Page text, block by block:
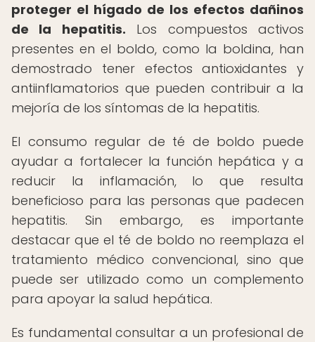
proteger el hígado de los efectos dañinos
de la hepatitis. Los compuestos activos
presentes en el boldo, como la boldina, han
demostrado tener efectos antioxidantes y
antiinflamatorios que pueden contribuir a la
mejoría de los síntomas de la hepatitis.
El consumo regular de té de boldo puede
ayudar a fortalecer la función hepática y a
reducir la inflamación, lo que resulta
beneficioso para las personas que padecen
hepatitis. Sin embargo, es importante
destacar que el té de boldo no reemplaza el
tratamiento médico convencional, sino que
puede ser utilizado como un complemento
para apoyar la salud hepática.
Es fundamental consultar a un profesional de